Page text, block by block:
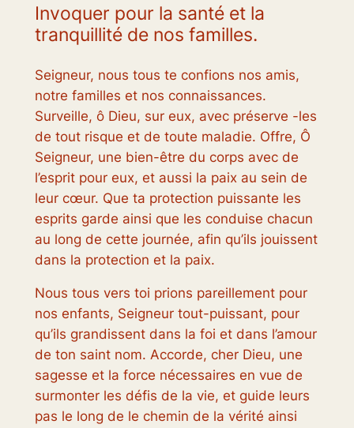
Invoquer pour la santé et la
tranquillité de nos familles.
Seigneur, nous tous te confions nos amis,
notre familles et nos connaissances.
Surveille, ô Dieu, sur eux, avec préserve -les
de tout risque et de toute maladie. Offre, Ô
Seigneur, une bien-être du corps avec de
l’esprit pour eux, et aussi la paix au sein de
leur cœur. Que ta protection puissante les
esprits garde ainsi que les conduise chacun
au long de cette journée, afin qu’ils jouissent
dans la protection et la paix.
Nous tous vers toi prions pareillement pour
nos enfants, Seigneur tout-puissant, pour
qu’ils grandissent dans la foi et dans l’amour
de ton saint nom. Accorde, cher Dieu, une
sagesse et la force nécessaires en vue de
surmonter les défis de la vie, et guide leurs
pas le long de le chemin de la vérité ainsi